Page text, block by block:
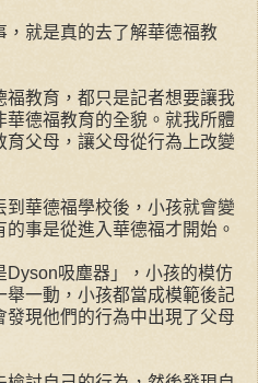
就是真的去了解華德福教
教育，都只是記者想要讓我
德福教育的全貌。就我所體
父母，讓父母從行為上改變
華德福學校後，小孩就會變
事是從進入華德福才開始。
吸塵器」，小孩的模仿
一動，小孩都當成模範後記
現他們的行為中出現了父母